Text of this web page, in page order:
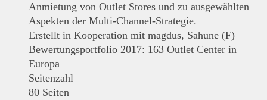
Anmietung von Outlet Stores und zu ausgewählten
Aspekten der Multi-Channel-Strategie.
Erstellt in Kooperation mit magdus, Sahune (F)
Bewertungsportfolio 2017: 163 Outlet Center in
Europa
Seitenzahl
80 Seiten